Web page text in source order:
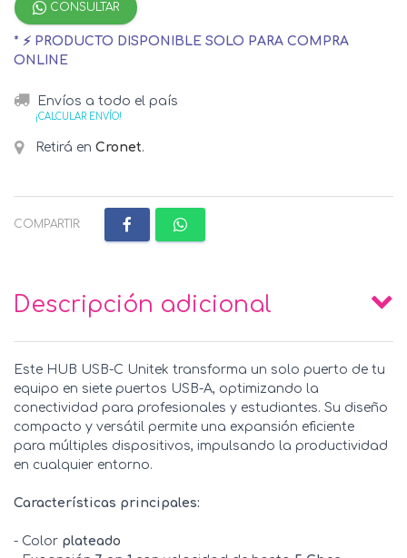
CONSULTAR
* ⚡ PRODUCTO DISPONIBLE SOLO PARA COMPRA
ONLINE
Envíos a todo el país
¡CALCULAR ENVÍO!
Retirá en Cronet.
COMPARTIR:
Descripción adicional
Este HUB USB-C Unitek transforma un solo puerto de tu
equipo en siete puertos USB-A, optimizando la
conectividad para profesionales y estudiantes. Su diseño
compacto y versátil permite una expansión eficiente
para múltiples dispositivos, impulsando la productividad
en cualquier entorno.
Características principales:
- Color plateado